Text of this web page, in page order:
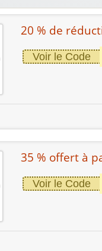
20 % de
Voir le Code
35 % offert à
Voir le Code